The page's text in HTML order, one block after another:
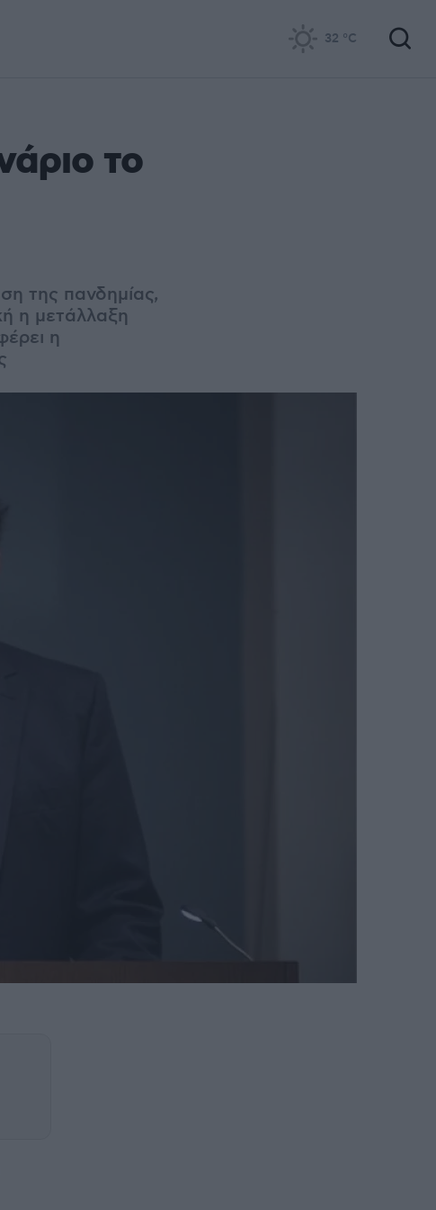
32 °C
το
της πανδημίας,
η μετάλλαξη
η